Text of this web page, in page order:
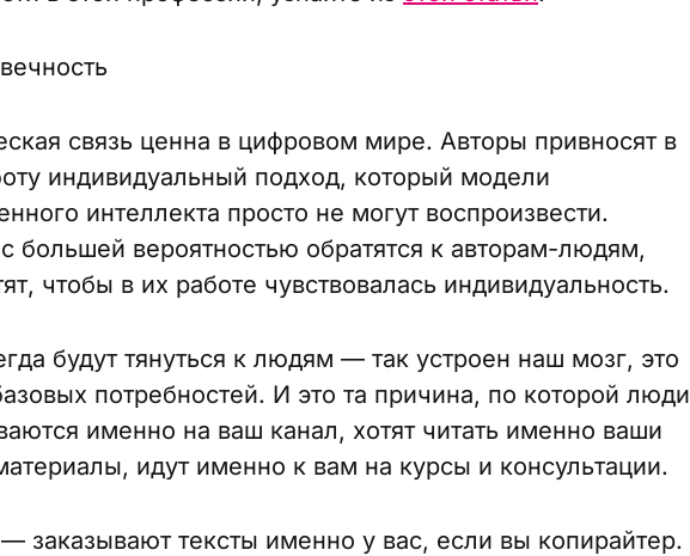
связь ценна в цифровом мире. Авторы привносят в
индивидуальный подход, который модели
интеллекта просто не могут воспроизвести.
большей вероятностью обратятся к авторам-людям,
чтобы в их работе чувствовалась индивидуальность.
будут тянуться к людям — так устроен наш мозг, это
потребностей. И это та причина, по которой люди
именно на ваш канал, хотят читать именно ваши
идут именно к вам на курсы и консультации.
заказывают тексты именно у вас, если вы копирайтер.